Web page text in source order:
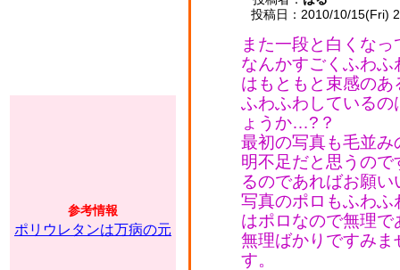
参考情報
ポリウレタンは万病の元
投稿日：2010/10/15(Fri)
また一段と白くな
なんかすごくふわ
はもともと束感の
ふわふわしている
ょうか…?？
最初の写真も毛並
明不足だと思うの
るのであればお願い
写真のポロもふわ
はポロなので無理
無理ばかりですみ
す。